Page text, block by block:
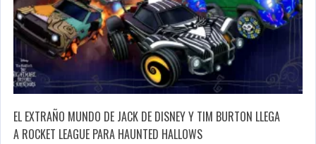
EL EXTRAÑO MUNDO DE JACK DE DISNEY Y TIM BURTON LLEGA
A ROCKET LEAGUE PARA HAUNTED HALLOWS